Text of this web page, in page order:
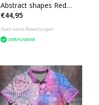
Abstract shapes Red
Grey
€44,95
Noch keine Bewertungen
VERFÜGBAR